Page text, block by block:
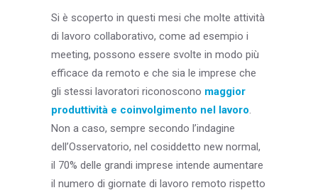
Si è scoperto in questi mesi che molte attività
di lavoro collaborativo, come ad esempio i
meeting, possono essere svolte in modo più
efficace da remoto e che sia le imprese che
gli stessi lavoratori riconoscono maggior
produttività e coinvolgimento nel lavoro.
Non a caso, sempre secondo l’indagine
dell’Osservatorio, nel cosiddetto new normal,
il 70% delle grandi imprese intende aumentare
il numero di giornate di lavoro remoto rispetto